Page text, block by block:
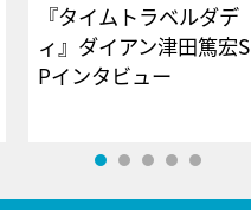
『タイムトラベルダデ
ィ』ダイアン津田篤宏S
Pインタビュー